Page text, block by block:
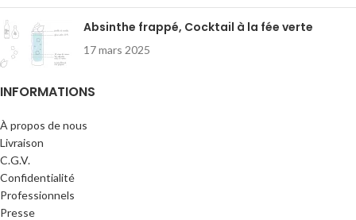
Absinthe frappé, Cocktail à la fée verte
17 mars 2025
INFORMATIONS
À propos de nous
Livraison
C.G.V.
Confidentialité
Professionnels
Presse